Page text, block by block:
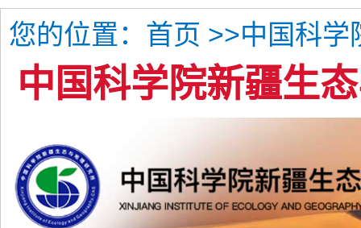
您的位置： 首页 >>中国科学
中国科学院新疆生